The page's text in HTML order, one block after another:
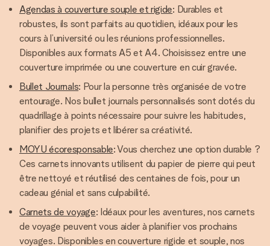
Agendas à couverture souple et rigide: Durables et
robustes, ils sont parfaits au quotidien, idéaux pour les
cours à l’université ou les réunions professionnelles.
Disponibles aux formats A5 et A4. Choisissez entre une
couverture imprimée ou une couverture en cuir gravée.
Bullet Journals: Pour la personne très organisée de votre
entourage. Nos bullet journals personnalisés sont dotés du
quadrillage à points nécessaire pour suivre les habitudes,
planifier des projets et libérer sa créativité.
MOYU écoresponsable: Vous cherchez une option durable ?
Ces carnets innovants utilisent du papier de pierre qui peut
être nettoyé et réutilisé des centaines de fois, pour un
cadeau génial et sans culpabilité.
Carnets de voyage: Idéaux pour les aventures, nos carnets
de voyage peuvent vous aider à planifier vos prochains
voyages. Disponibles en couverture rigide et souple, nos